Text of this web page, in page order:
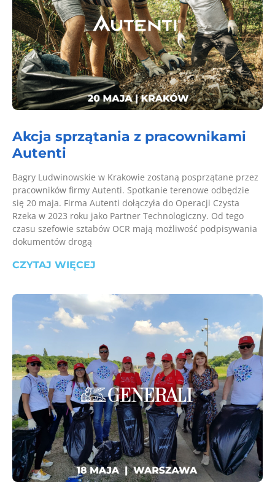
Akcja sprzątania z pracownikami
Autenti
Bagry Ludwinowskie w Krakowie zostaną posprzątane przez
pracowników firmy Autenti. Spotkanie terenowe odbędzie
się 20 maja. Firma Autenti dołączyła do Operacji Czysta
Rzeka w 2023 roku jako Partner Technologiczny. Od tego
czasu szefowie sztabów OCR mają możliwość podpisywania
dokumentów drogą
CZYTAJ WIĘCEJ